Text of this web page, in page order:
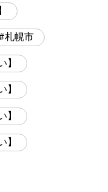
札幌市
】
】
】
】